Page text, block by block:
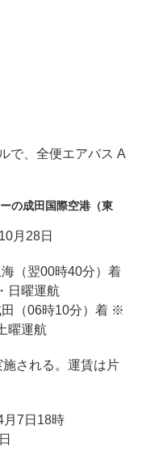
で、全便エアバス A
の成田国際空港（東
月28日
（翌00時40分）着
日曜運航
田（06時10分）着 ※
曜運航
される。運賃は片
月7日18時